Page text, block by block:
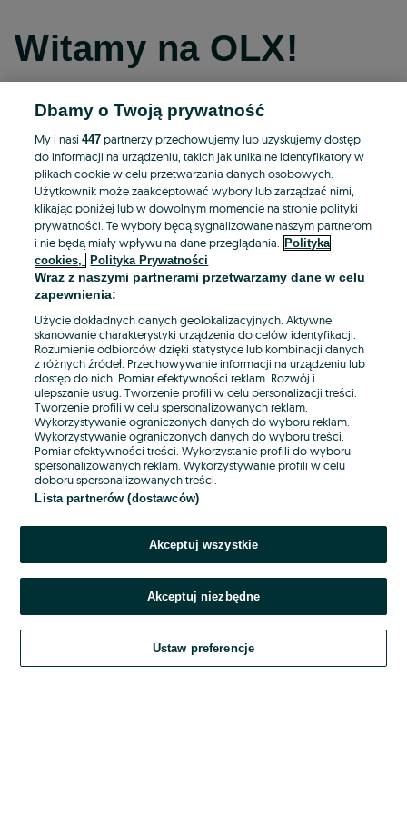
Witamy na OLX!
Kontynuuj przez Facebooka
Kontynuuj przez konto Apple
Kontynuuj przez konto Google
LUB
E-mail
Hasło
Nie pamiętasz hasła?
Zaloguj się
Kontynuując za pośrednictwem jednego z dostawców wskazanych powyżej,
Regulamin serwisu OLX.pl w jego aktualnym brzmieniu.
Dbamy o Twoją prywatność
My i nasi447 partnerzy przechowujemy lub uzyskujemy dostęp
do informacji na urządzeniu, takich jak unikalne identyfikatory w
plikach cookie w celu przetwarzania danych osobowych.
Użytkownik może zaakceptować wybory lub zarządzać nimi,
klikając poniżej lub w dowolnym momencie na stronie polityki
prywatności. Te wybory będą sygnalizowane naszym partnerom
i nie będą miały wpływu na dane przeglądania.
Polityka
cookies,
Polityka Prywatności
Wraz z naszymi partnerami przetwarzamy dane w celu
zapewnienia:
Użycie dokładnych danych geolokalizacyjnych. Aktywne
skanowanie charakterystyki urządzenia do celów identyfikacji.
Rozumienie odbiorców dzięki statystyce lub kombinacji danych
z różnych źródeł. Przechowywanie informacji na urządzeniu lub
dostęp do nich. Pomiar efektywności reklam. Rozwój i
ulepszanie usług. Tworzenie profili w celu personalizacji treści.
Tworzenie profili w celu spersonalizowanych reklam.
Wykorzystywanie ograniczonych danych do wyboru reklam.
Wykorzystywanie ograniczonych danych do wyboru treści.
Pomiar efektywności treści. Wykorzystanie profili do wyboru
spersonalizowanych reklam. Wykorzystywanie profili w celu
doboru spersonalizowanych treści.
Lista partnerów (dostawców)
Akceptuj wszystkie
Akceptuj niezbędne
Ustaw preferencje